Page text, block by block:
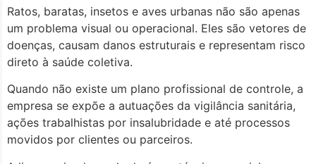
Ratos, baratas, insetos e aves urbanas não são apenas
um problema visual ou operacional. Eles são vetores de
doenças, causam danos estruturais e representam risco
direto à saúde coletiva.
Quando não existe um plano profissional de controle, a
empresa se expõe a autuações da vigilância sanitária,
ações trabalhistas por insalubridade e até processos
movidos por clientes ou parceiros.